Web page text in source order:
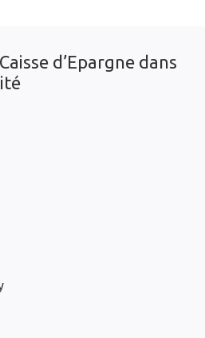
d’Epargne dans